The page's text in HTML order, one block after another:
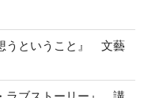
うということ』 文藝